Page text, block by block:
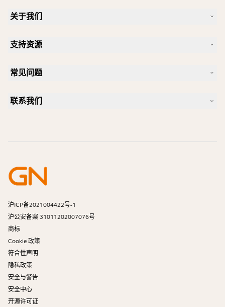
关于我们
人才招聘
新闻和新闻稿
支持资源
用户手册
兼容性指南
常见问题
一款好的 iPhone 专用耳机是怎样的？
联系我们
企业寿命终止政策
开发者计划
沪ICP备2021004422号-1
沪公安备案 31011202007076号
商标
Cookie 政策
符合性声明
隐私政策
安全与警告
安全中心
开源许可证